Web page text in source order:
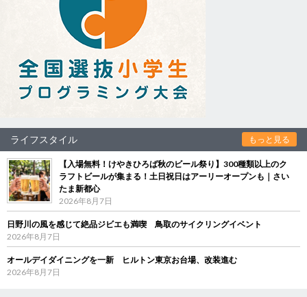
ライフスタイル もっと見る
【入場無料！けやきひろば秋のビール祭り】300種類以上のク
ラフトビールが集まる！土日祝日はアーリーオープンも｜さい
たま新都心
2026年8月7日
日野川の風を感じて絶品ジビエも満喫 鳥取のサイクリングイベント
2026年8月7日
オールデイダイニングを一新 ヒルトン東京お台場、改装進む
2026年8月7日